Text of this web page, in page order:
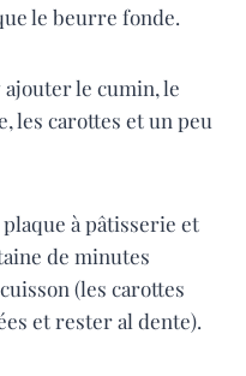
le beurre fonde.
le cumin, le
les carottes et un peu
à pâtisserie et
de minutes
(les carottes
et rester al dente).